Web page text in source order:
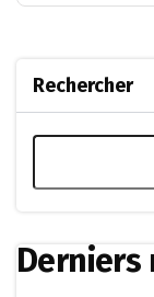
Rechercher
Derniers